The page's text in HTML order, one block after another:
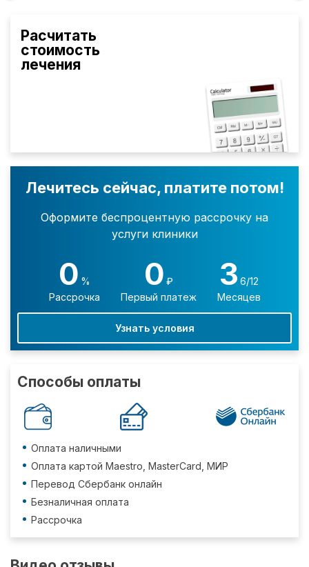
Расчитать
стоимость
лечения
Лечитесь сейчас, платите потом!
Оформите беспроцентную рассрочку на
услуги клиники
0 %
Рассрочка
0 ₽
Первый платеж
3 6/12
Месяцев
Узнать условия
Способы оплаты
Оплата наличными
Оплата картой Maestro, MasterCard, МИР
Перевод Сбербанк онлайн
Безналичная оплата
Рассрочка